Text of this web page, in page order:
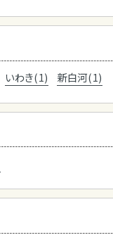
いわき(1) 新白河(1)